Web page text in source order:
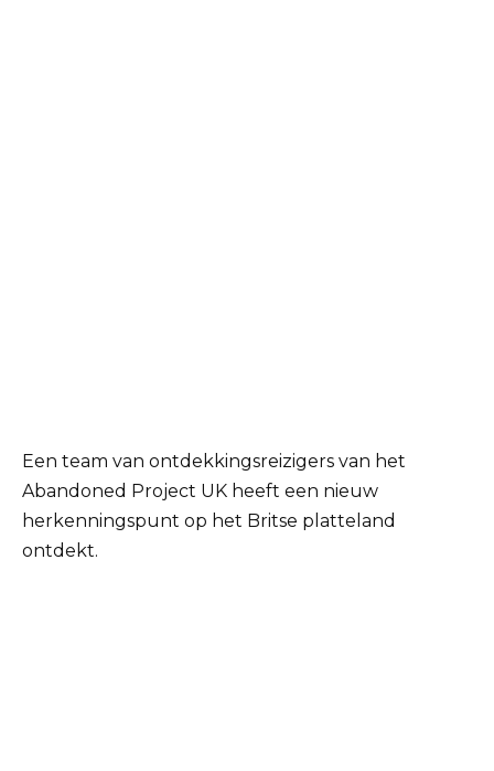
Een team van ontdekkingsreizigers van het
Abandoned Project UK heeft een nieuw
herkenningspunt op het Britse platteland
ontdekt.